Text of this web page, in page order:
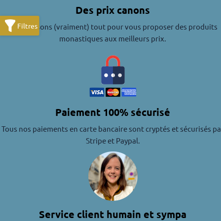
Des prix canons
Nous faisons (vraiment) tout pour vous proposer des produits
monastiques aux meilleurs prix.
Paiement 100% sécurisé
Tous nos paiements en carte bancaire sont cryptés et sécurisés
Stripe et Paypal.
Service client humain et sympa